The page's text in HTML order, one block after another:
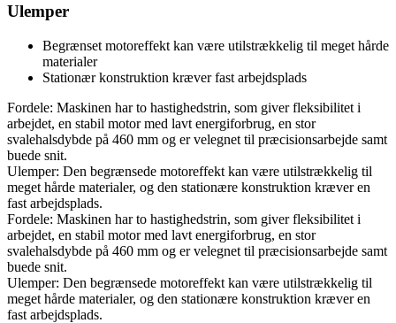
Ulemper
Begrænset motoreffekt kan være utilstrækkelig til meget hårde
materialer
Stationær konstruktion kræver fast arbejdsplads
Fordele: Maskinen har to hastighedstrin, som giver fleksibilitet i
arbejdet, en stabil motor med lavt energiforbrug, en stor
svalehalsdybde på 460 mm og er velegnet til præcisionsarbejde samt
buede snit.
Ulemper: Den begrænsede motoreffekt kan være utilstrækkelig til
meget hårde materialer, og den stationære konstruktion kræver en
fast arbejdsplads.
Fordele: Maskinen har to hastighedstrin, som giver fleksibilitet i
arbejdet, en stabil motor med lavt energiforbrug, en stor
svalehalsdybde på 460 mm og er velegnet til præcisionsarbejde samt
buede snit.
Ulemper: Den begrænsede motoreffekt kan være utilstrækkelig til
meget hårde materialer, og den stationære konstruktion kræver en
fast arbejdsplads.